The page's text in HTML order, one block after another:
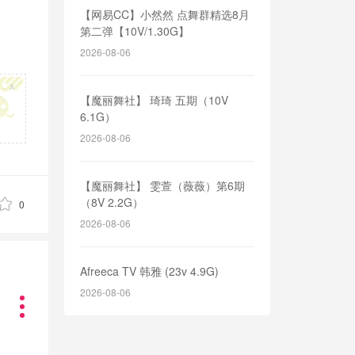
x
0
【网易CC】小然然 点舞群精选8月
第二弹【10V/1.30G】
2026-08-06
【魔丽舞社】 琦琦 五期（10V
6.1G）
2026-08-06
【魔丽舞社】 雯萱（薇薇）第6期
（8V 2.2G）
2026-08-06
Afreeca TV 韩雅 (23v 4.9G)
2026-08-06